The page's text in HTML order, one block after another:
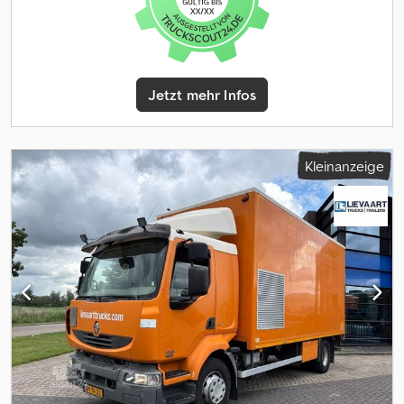
Fensterheberregelung, = Weitere Optionen und Zubehör = -
Beheizte Spiegel - Digitaler Tachograph - Fahrtenschreiber
(Kontrollgerät) - Festgelegt - Halogenlampe - Kurze Kabine -
Ladebordwand - Manuell - Radio/Kassette - Stoff = Anmerkungen
= Anzahl der Achsen: 2, Konfiguration: 4x2, Eigengewicht: 6315 kg,
Bruttogewicht: 11990 kg, Tankinhalt gesamt: 150 liter,
Sattelkupplung: Festgelegt, Federungstyp: Luftfederung, Art der
Tachograph, Elektrische Fensterheber, Elektrische Spiegel,
Radio/Kassette, Farbe: Weiß, Beheizte Spiegel, Beleuchtungsart:
Halogenlampe, Motorleistung: 132 kW (177 Hp), Kraftstoff: Diesel,
Euro: 5, Getriebeart: Automatic, Gänge: 6, Servolenkung, ABS, ASR,
Starterbatterie, System-Typ: ., Zentralverriegelung, Sitzaufstellung:
1+1, Sitzbezug: Stoff, Sitzverstellung: Manuell, Ladebordwand,
Ladebordwandausführung: unterfaltbare Ladebordwand,
Tragfähigkeit der Ladebordwand: 1500 kg,
Ladebordwandhersteller: Palfinger, Ladebordwandmaterial:
Aluminium, Ladebordwandgröße: 125x219, Reserverad, Profil
Reserverad: 12 % = Weitere Informationen = Achskonfiguration
Reifenmaß: 245/70R17,5 Bremsen: Scheibenbremsen Federung:
Blattfederung Achse 1: Gelenkt; Reifen Profil links: 8 mm; Reifen
Jetzt mehr Infos
Kleinanzeige